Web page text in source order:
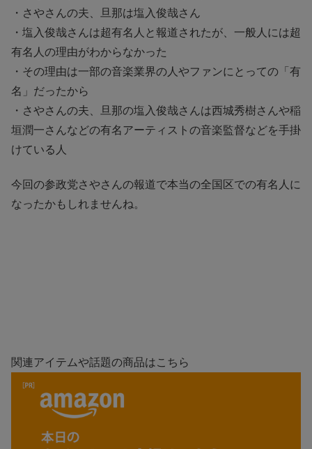
・さやさんの夫、旦那は塩入俊哉さん
・塩入俊哉さんは超有名人と報道されたが、一般人には超
有名人の理由がわからなかった
・その理由は一部の音楽業界の人やファンにとっての「有
名」だったから
・さやさんの夫、旦那の塩入俊哉さんは西城秀樹さんや稲
垣潤一さんなどの有名アーティストの音楽監督などを手掛
けている人
今回の参政党さやさんの報道で本当の全国区での有名人に
なったかもしれませんね。
関連アイテムや話題の商品はこちら